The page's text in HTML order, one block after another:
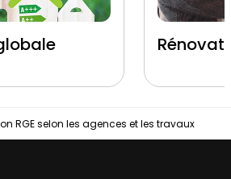
RGE selon les agences et les travaux